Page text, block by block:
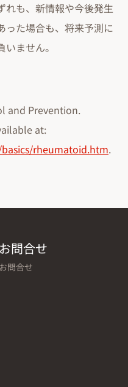
れも、新情報や今後発生
った場合も、将来予測に
ません。
and Prevention.
at:
rheumatoid.htm.
お問合せ
お問合せ